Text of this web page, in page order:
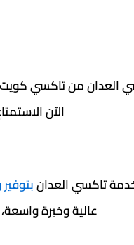
العدان من تاكسي
الآن
تاكسي العدان
عالية وخبرة